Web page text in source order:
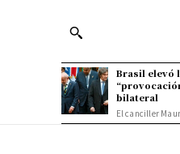
Brasil elevó
bilateral
El canciller